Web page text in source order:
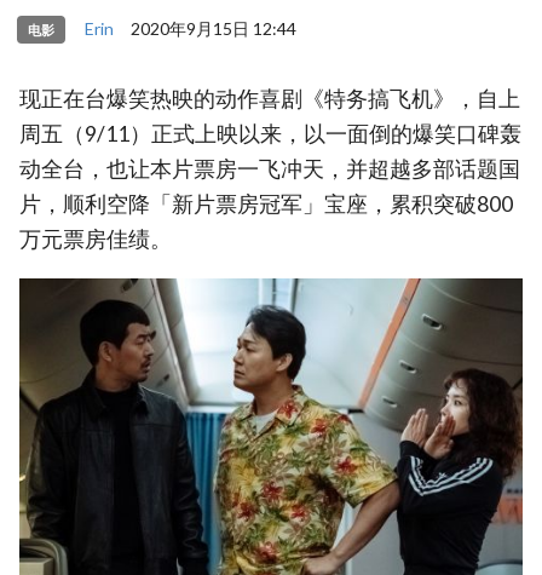
电影 Erin 2020年9月15日 12:44
现正在台爆笑热映的动作喜剧《特务搞飞机》，自上
周五（9/11）正式上映以来，以一面倒的爆笑口碑轰
动全台，也让本片票房一飞冲天，并超越多部话题国
片，顺利空降「新片票房冠军」宝座，累积突破800
万元票房佳绩。